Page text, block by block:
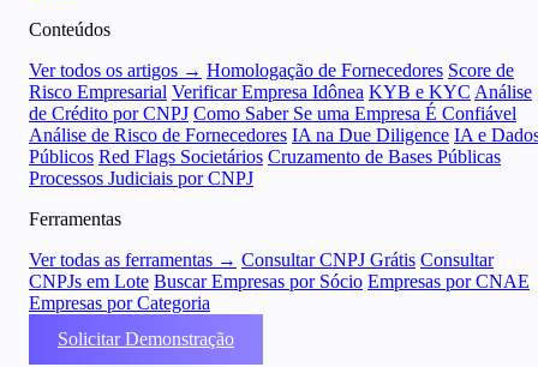
Conteúdos
Ver todos os artigos → Homologação de Fornecedores Score de
Risco Empresarial Verificar Empresa Idônea KYB e KYC Análise
de Crédito por CNPJ Como Saber Se uma Empresa É Confiável
Análise de Risco de Fornecedores IA na Due Diligence IA e
Públicos Red Flags Societários Cruzamento de Bases Públicas
Processos Judiciais por CNPJ
Ferramentas
Ver todas as ferramentas → Consultar CNPJ Grátis Consultar
CNPJs em Lote Buscar Empresas por Sócio Empresas por CNAE
Empresas por Categoria
Solicitar Demonstração